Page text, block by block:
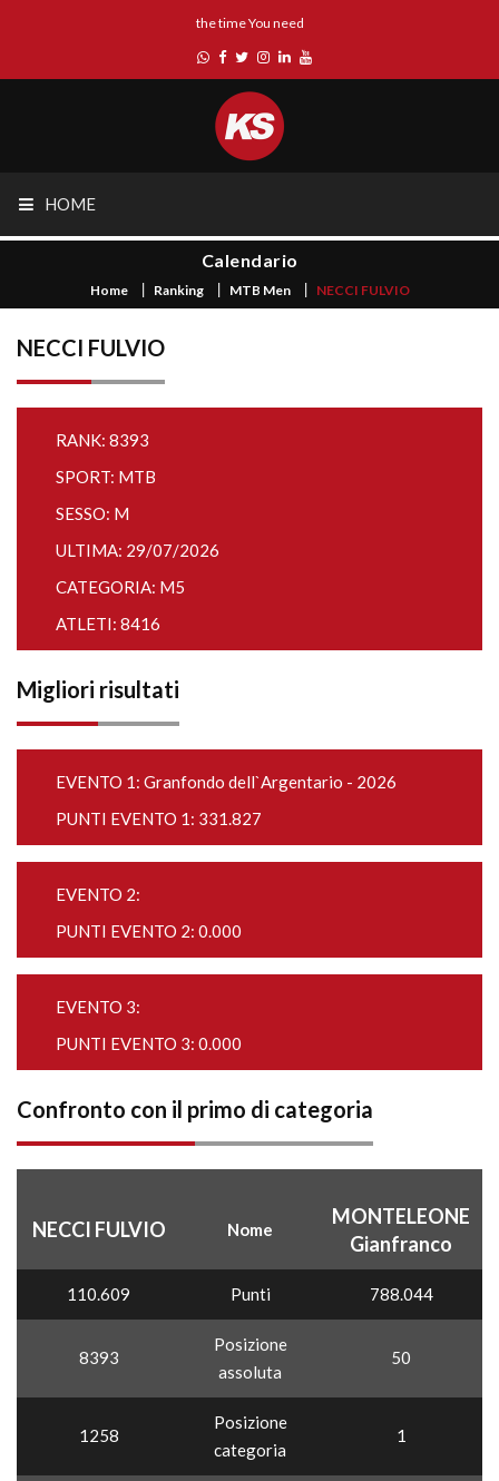
the time You need
HOME
Calendario
Home Ranking MTB Men NECCI FULVIO
NECCI FULVIO
RANK: 8393
SPORT: MTB
SESSO: M
ULTIMA: 29/07/2026
CATEGORIA: M5
ATLETI: 8416
Migliori risultati
EVENTO 1: Granfondo dell`Argentario - 2026
PUNTI EVENTO 1: 331.827
EVENTO 2:
PUNTI EVENTO 2: 0.000
EVENTO 3:
PUNTI EVENTO 3: 0.000
Confronto con il primo di categoria
NECCI FULVIO Nome
MONTELEONE
Gianfranco
110.609 Punti 788.044
8393
Posizione
assoluta
50
1258
Posizione
categoria
1